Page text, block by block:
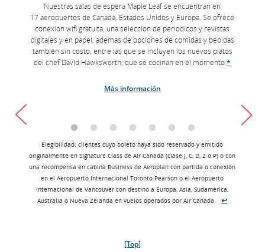
Nuestras salas de espera Maple Leaf se encuentran en
17 aeropuertos de Canadá, Estados Unidos y Europa. Se ofrece
conexión wifi gratuita, una selección de periódicos y revistas
digitales y en papel, además de opciones de comidas y bebidas
también sin costo, entre las que se incluyen los nuevos platos
del chef David Hawksworth, que se cocinan en el momento.*
Más información
Elegibilidad: clientes cuyo boleto haya sido reservado y emitido
originalmente en Signature Class de Air Canada (clase J, C, D, Z o P) o con
una recompensa en cabina Business de Aeroplan con partida o conexión
en el Aeropuerto Internacional Toronto-Pearson o el Aeropuerto
Internacional de Vancouver con destino a Europa, Asia, Sudamérica,
Australia o Nueva Zelanda en vuelos operados por Air Canada.
↩
[Top]